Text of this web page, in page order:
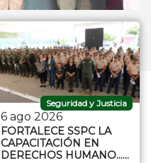
Seguridad y Justicia
6 ago 2026
FORTALECE SSPC LA
CAPACITACIÓN EN
DERECHOS HUMANO…...